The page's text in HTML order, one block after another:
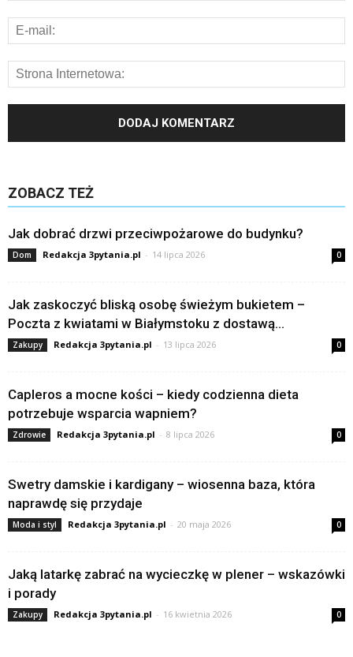
ZOBACZ TEŻ
Jak dobrać drzwi przeciwpożarowe do budynku?
Dom Redakcja 3pytania.pl - 14 lipca 2026 0
Jak zaskoczyć bliską osobę świeżym bukietem –
Poczta z kwiatami w Białymstoku z dostawą...
Zakupy Redakcja 3pytania.pl - 13 lipca 2026 0
Capleros a mocne kości – kiedy codzienna dieta
potrzebuje wsparcia wapniem?
Zdrowie Redakcja 3pytania.pl - 8 lipca 2026 0
Swetry damskie i kardigany – wiosenna baza, która
naprawdę się przydaje
Moda i styl Redakcja 3pytania.pl - 20 maja 2026 0
Jaką latarkę zabrać na wycieczkę w plener – wskazówki
i porady
Zakupy Redakcja 3pytania.pl - 16 kwietnia 2026 0